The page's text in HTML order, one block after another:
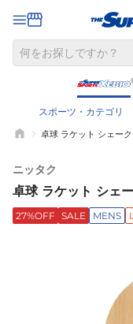
スポーツ・カテゴリ
卓球 ラケット シェー
ニッタク
卓球 ラケット シェ
27%OFF SALE MENS